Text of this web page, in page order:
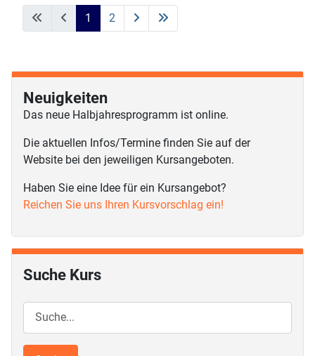
1 2
Neuigkeiten
Das neue Halbjahresprogramm ist online.
Die aktuellen Infos/Termine finden Sie auf der
Website bei den jeweiligen Kursangeboten.
Haben Sie eine Idee für ein Kursangebot?
Reichen Sie uns Ihren Kursvorschlag ein!
Suche Kurs